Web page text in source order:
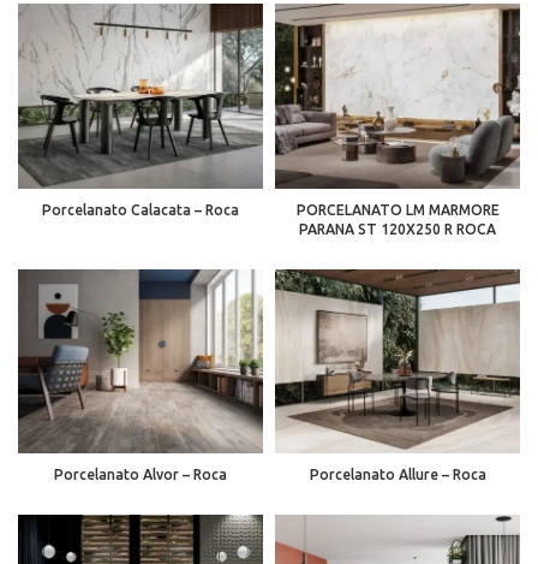
Porcelanato Calacata – Roca
PORCELANATO LM MARMORE
PARANA ST 120X250 R ROCA
Porcelanato Alvor – Roca Porcelanato Allure – Roca